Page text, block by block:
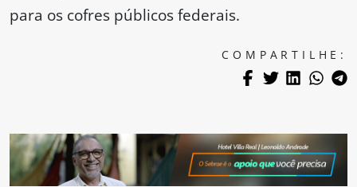
para os cofres públicos federais.
COMPARTILHE: